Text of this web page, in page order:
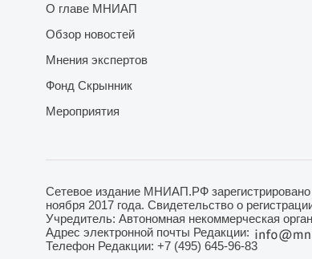
О главе МНИАП
Обзор новостей
Мнения экспертов
Фонд Скрынник
Мероприятия
Сетевое издание МНИАП.РФ
ноября 2017 года. Свидетельство о
Учредитель: Автономная некоммерческая
Адрес электронной почты Редакции:
Телефон Редакции: +7 (495) 645-96-83